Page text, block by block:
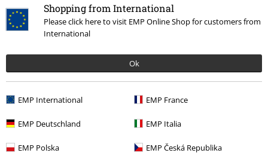
Shopping from International
Please click here to visit EMP Online Shop for customers from
International
Ok
EMP International EMP France
EMP Deutschland EMP Italia
EMP Polska EMP Česká Republika
Vrátenie tovaru
Všeobecné informácie o veľkostiach
Zrušiť členstvo v BSC
Spôsoby platby